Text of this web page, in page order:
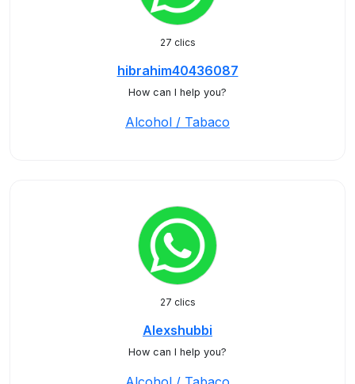
27 clics
hibrahim40436087
How can I help you?
Alcohol / Tabaco
27 clics
Alexshubbi
How can I help you?